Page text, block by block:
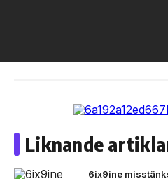
Liknande
6ix9ine